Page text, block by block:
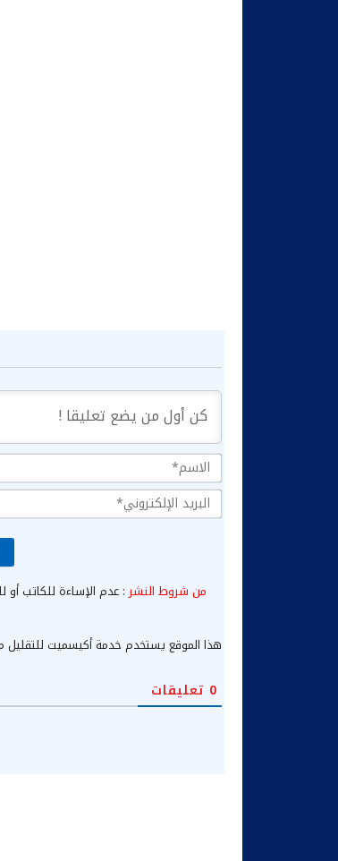
من شروط النشر : عدم الإساءة للكاتب أو
هذا الموقع يستخدم خدمة أكيسميت للتقليل
0 تعليقات